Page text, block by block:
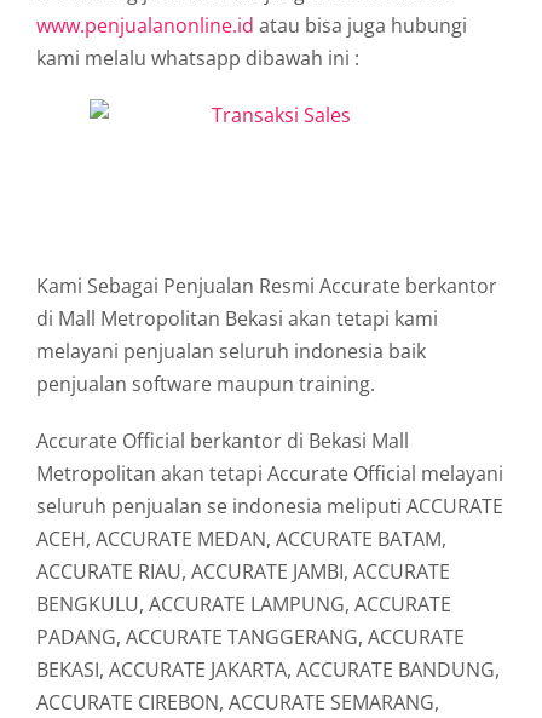
www.penjualanonline.id atau bisa juga hubungi
kami melalu whatsapp dibawah ini :
Kami Sebagai Penjualan Resmi Accurate berkantor
di Mall Metropolitan Bekasi akan tetapi kami
melayani penjualan seluruh indonesia baik
penjualan software maupun training.
Accurate Official berkantor di Bekasi Mall
Metropolitan akan tetapi Accurate Official melayani
seluruh penjualan se indonesia meliputi ACCURATE
ACEH, ACCURATE MEDAN, ACCURATE BATAM,
ACCURATE RIAU, ACCURATE JAMBI, ACCURATE
BENGKULU, ACCURATE LAMPUNG, ACCURATE
PADANG, ACCURATE TANGGERANG, ACCURATE
BEKASI, ACCURATE JAKARTA, ACCURATE BANDUNG,
ACCURATE CIREBON, ACCURATE SEMARANG,